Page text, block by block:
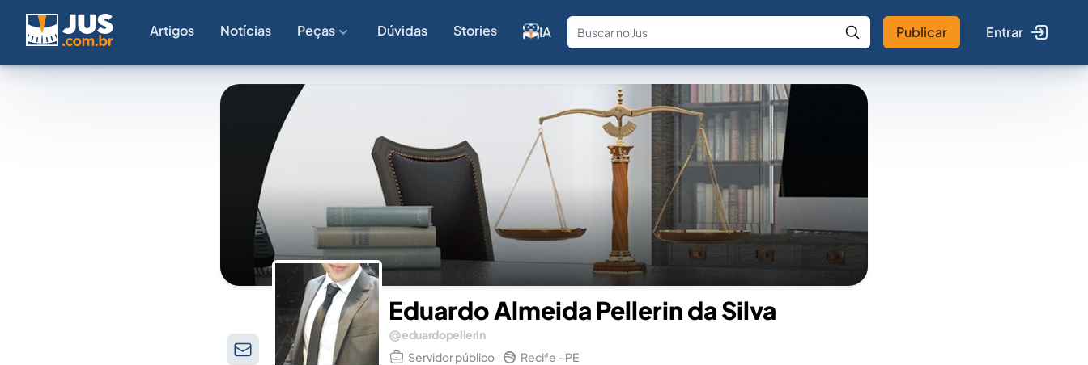
Artigos Notícias Peças Dúvidas Stories IA
Fale com a IA Buscar no Jus
Publicar Entrar
Eduardo Almeida Pellerin da Silva
eduardopellerin
Servidor público
Recife - PE